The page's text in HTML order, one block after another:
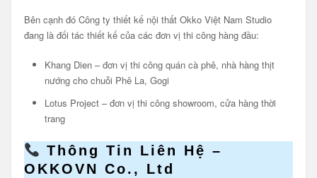
Bên cạnh đó Công ty thiết kế nội thất Okko Việt Nam Studio
đang là đối tác thiết kế của các đơn vị thi công hàng đầu:
Khang Dien – đơn vị thi công quán cà phê, nhà hàng thịt
nướng cho chuỗi Phê La, Gogi
Lotus Project – đơn vị thi công showroom, cửa hàng thời
trang
Thông Tin Liên Hệ –
OKKOVN Co., Ltd